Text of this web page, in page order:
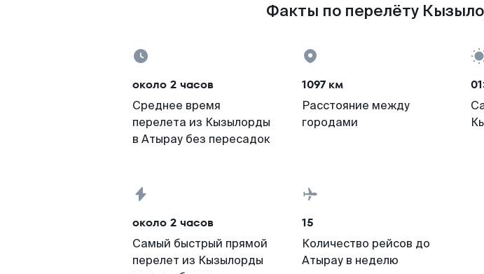
Факты по перелёту
около 2 часов
Среднее время
перелета из Кызылорды
в Атырау без пересадок
1097 км
Расстояние между
городами
около 2 часов
Самый быстрый прямой
перелет из Кызылорды
15
Количество рейсов до
Атырау в неделю